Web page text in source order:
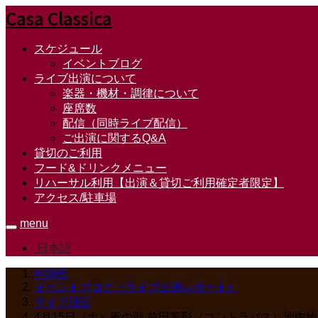
Casa Classica
スケジュール
イベントブログ
ライブ出演について
楽器・機材・調律について
座席数
配信（同時ライブ配信）
ご出演に関するQ&A
貸切のご利用
フード&ドリンクメニュー
リハーサル利用【出演＆貸切ご利用確定者限定】
アクセス/駐車場
menu
日本語
HOME
イベントブログ（ライブ公演レポート）
ライブ日記